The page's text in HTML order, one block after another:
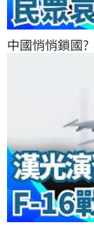
中國悄悄鎖國
出國難度大